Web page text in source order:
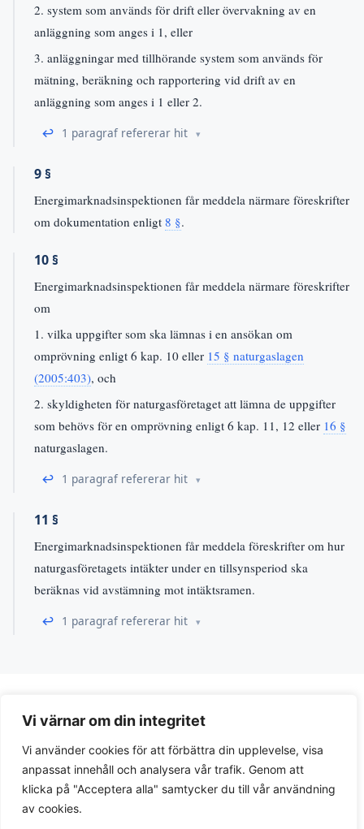
Vi värnar om din integritet
Vi använder cookies för att förbättra din upplevelse, visa
anpassat innehåll och analysera vår trafik. Genom att
klicka på "Acceptera alla" samtycker du till vår användning
av cookies.
2. system som används för drift eller övervakning av en
anläggning som anges i 1, eller
3. anläggningar med tillhörande system som används för
mätning, beräkning och rapportering vid drift av en
anläggning som anges i 1 eller 2.
↩ 1 paragraf refererar hit
9 §
Energimarknadsinspektionen får meddela närmare föreskrifter
om dokumentation enligt 8 §.
10 §
Energimarknadsinspektionen får meddela närmare föreskrifter
om
1. vilka uppgifter som ska lämnas i en ansökan om
omprövning enligt 6 kap. 10 eller 15 § naturgaslagen
(2005:403), och
2. skyldigheten för naturgasföretaget att lämna de uppgifter
som behövs för en omprövning enligt 6 kap. 11, 12 eller 16 §
naturgaslagen.
↩ 1 paragraf refererar hit
11 §
Energimarknadsinspektionen får meddela föreskrifter om hur
naturgasföretagets intäkter under en tillsynsperiod ska
beräknas vid avstämning mot intäktsramen.
↩ 1 paragraf refererar hit